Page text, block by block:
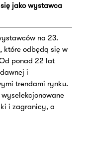
się jako wystawca
na 23.
które odbędą się w
ponad 22 lat
i
trendami rynku.
i zagranicy, a